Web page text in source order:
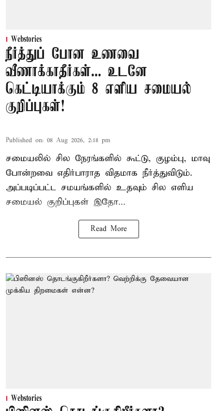
Webstories
நீர்த்துப் போன உணவை
வீணாக்காதீர்கள்... உடனே
கெட்டியாக்கும் 8 எளிய சமையல்
குறிப்புகள்!
Published on: 08 Aug 2026, 2:18 pm
சமையலில் சில நேரங்களில் கூட்டு, குழம்பு, மாவு
போன்றவை எதிர்பாராத விதமாக நீர்த்துவிடும்.
அப்படிப்பட்ட சமயங்களில் உதவும் சில எளிய
சமையல் குறிப்புகள் இதோ...
Read More
Webstories